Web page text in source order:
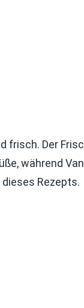
frisch. Der
während
Rezepts.